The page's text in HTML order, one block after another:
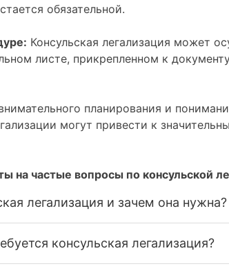
обязательной.
Консульская легализация может
листе, прикрепленном к
планирования и
могут привести к
на частые вопросы по консульской
легализация и зачем она нужна?
консульская легализация?